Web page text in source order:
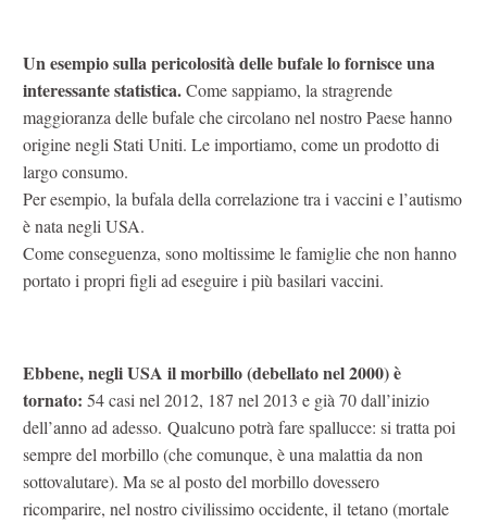
Un esempio sulla pericolosità delle bufale lo fornisce una
interessante statistica.Come sappiamo, la stragrende
maggioranza delle bufale che circolano nel nostro Paese hanno
origine negli Stati Uniti. Le importiamo, come un prodotto di
largo consumo.
Per esempio, la bufala della correlazione tra i vaccini e l’autismo
è nata negli USA.
Come conseguenza, sono moltissime le famiglie che non hanno
portato i propri figli ad eseguire i più basilari vaccini.
Ebbene, negli USA il morbillo (debellato nel 2000) è
tornato: 54 casi nel 2012, 187 nel 2013 e già 70 dall’inizio
dell’anno ad adesso. Qualcuno potrà fare spallucce: si tratta poi
sempre del morbillo (che comunque, è una malattia da non
sottovalutare). Ma se al posto del morbillo dovessero
ricomparire, nel nostro civilissimo occidente, il tetano (mortale